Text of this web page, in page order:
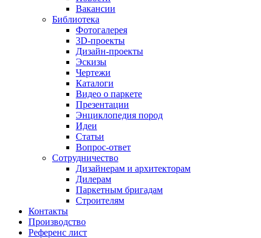
Вакансии
Библиотека
Фотогалерея
3D-проекты
Дизайн-проекты
Эскизы
Чертежи
Каталоги
Видео о паркете
Презентации
Энциклопедия пород
Идеи
Статьи
Вопрос-ответ
Сотрудничество
Дизайнерам и архитекторам
Дилерам
Паркетным бригадам
Строителям
Контакты
Производство
Референс лист